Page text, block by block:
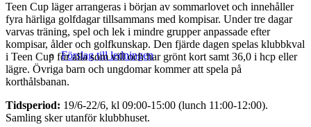
Förslag till ledningen
Teen Cup läger arrangeras i början av sommarlovet och innehåller
fyra härliga golfdagar tillsammans med kompisar. Under tre dagar
varvas träning, spel och lek i mindre grupper anpassade efter
kompisar, ålder och golfkunskap. Den fjärde dagen spelas klubbkval
i Teen Cup för alla som vill och har grönt kort samt 36,0 i hcp eller
lägre. Övriga barn och ungdomar kommer att spela på
korthålsbanan.
Tidsperiod: 19/6-22/6, kl 09:00-15:00 (lunch 11:00-12:00).
Samling sker utanför klubbhuset.